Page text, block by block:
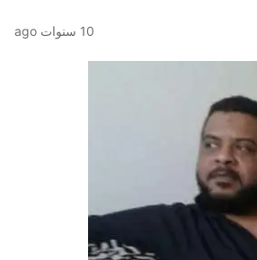
10 سنوات ago